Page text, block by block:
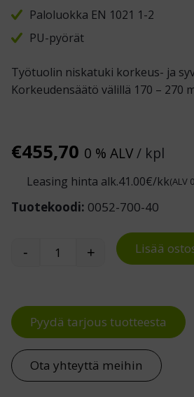
Paloluokka EN 1021 1-2
PU-pyörät
Työtuolin niskatuki korkeus- ja
Korkeudensäätö välillä 170 – 270
€455,70 0 % ALV/ kpl
Leasing hinta alk.41.00€/kk(ALV
Tuotekoodi: 0052-700-40
Optimum X -tuoli määrä
- + Lisää
Pyydä tarjous tuotteesta
Ota yhteyttä meihin